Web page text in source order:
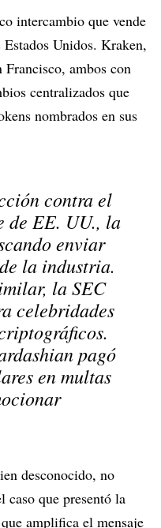
intercambio que vende
Unidos. Kraken,
ambos con
centralizados que
nombrados en sus
contra el
de EE. UU., la
enviar
la industria.
la SEC
celebridades
pagó
en multas
desconocido, no
caso que presentó la
amplifica el mensaje